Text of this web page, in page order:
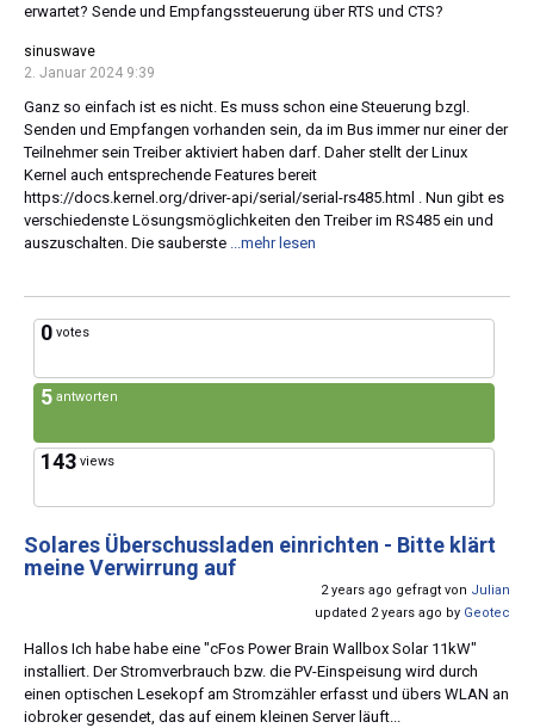
erwartet? Sende und Empfangssteuerung über RTS und CTS?
sinuswave
2. Januar 2024 9:39
Ganz so einfach ist es nicht. Es muss schon eine Steuerung bzgl.
Senden und Empfangen vorhanden sein, da im Bus immer nur einer der
Teilnehmer sein Treiber aktiviert haben darf. Daher stellt der Linux
Kernel auch entsprechende Features bereit
https://docs.kernel.org/driver-api/serial/serial-rs485.html . Nun gibt es
verschiedenste Lösungsmöglichkeiten den Treiber im RS485 ein und
auszuschalten. Die sauberste ...mehr lesen
0 votes
5 antworten
143 views
Solares Überschussladen einrichten - Bitte klärt
meine Verwirrung auf
2 years ago gefragt von Julian
updated 2 years ago by Geotec
Hallos Ich habe habe eine "cFos Power Brain Wallbox Solar 11kW"
installiert. Der Stromverbrauch bzw. die PV-Einspeisung wird durch
einen optischen Lesekopf am Stromzähler erfasst und übers WLAN an
iobroker gesendet, das auf einem kleinen Server läuft...